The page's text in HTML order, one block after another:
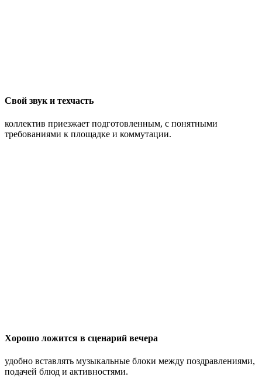
Свой звук и техчасть
коллектив приезжает подготовленным, с понятными
требованиями к площадке и коммутации.
Хорошо ложится в сценарий вечера
удобно вставлять музыкальные блоки между поздравлениями,
подачей блюд и активностями.